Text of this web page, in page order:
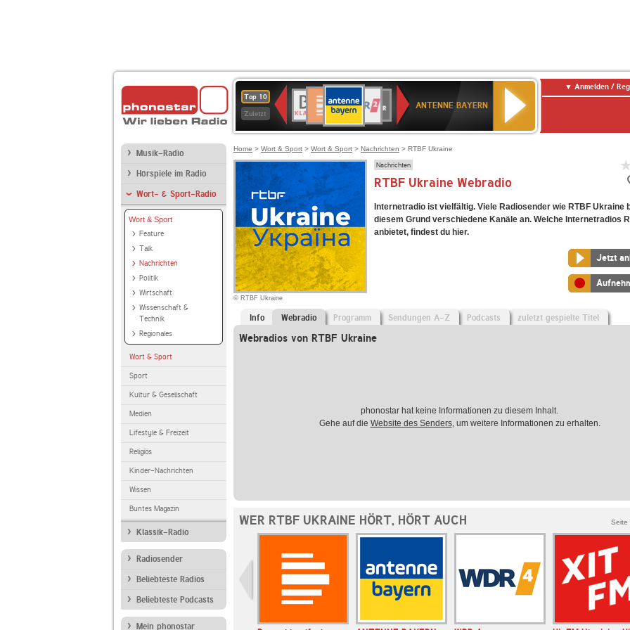
Top 10
Zuletzt
Deutschlandfunk
80er
90er
OLDIE
ANTENNE
SWR3
WDR
4
BR-
KLASSIK
Deutschlandfunk
KulturBAYERN
2
SWR
Kultur
NDR
2
ANTENNE BAYERN
Anmelden /
Musik-Radio
Hörspiele im Radio
Wort- & Sport-Radio
Wort & Sport
Feature
Talk
Nachrichten
Politik
Wirtschaft
Wissenschaft &
Technik
Regionales
Wort & Sport
Sport
Kultur & Gesellschaft
Medien
Lifestyle & Freizeit
Religiös
Kinder-Nachrichten
Wissen
Buntes Magazin
Klassik-Radio
Radiosender
Beliebteste Radios
Beliebteste Podcasts
Mein phonostar
Home > Wort & Sport > Wort & Sport > Nachrichten > RTBF Ukraine
© RTBF Ukraine
Nachrichten
RTBF Ukraine Webradio
Internetradio ist vielfältig. Viele Radiosender wie RTBF Ukraine
diesem Grund verschiedene Kanäle an. Welche Internetradios
anbietet, findest du hier.
Jetzt
Info Webradio Programm Sendungen A-Z Podcasts zuletzt gespielte Titel
Webradios von RTBF Ukraine
phonostar hat keine Informationen zu diesem Inhalt.
Gehe auf die Website des Senders, um weitere Informationen zu erhalten.
WER RTBF UKRAINE HÖRT, HÖRT AUCH Seite